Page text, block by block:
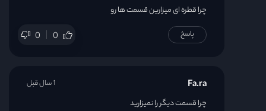
چرا قطره ای میزارین قسمت ها رو
0 0 پاسخ
Fa.ra
چرا قسمت دیگر را نمیزارید
1 سال قبل